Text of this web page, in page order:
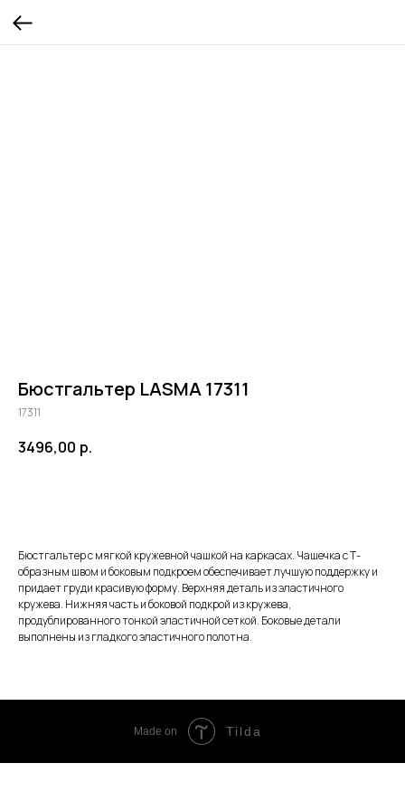
Бюстгальтер LASMA 17311
17311
3496,00 р.
Бюстгальтер с мягкой кружевной чашкой на каркасах. Чашечка с Т-
образным швом и боковым подкроем обеспечивает лучшую поддержку и
придает груди красивую форму. Верхняя деталь из эластичного
кружева. Нижняя часть и боковой подкрой из кружева,
продублированного тонкой эластичной сеткой. Боковые детали
выполнены из гладкого эластичного полотна.
Made on Tilda